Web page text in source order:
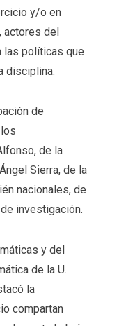
y/o en
actores del
las políticas que
disciplina.
de
de la
Sierra, de la
nacionales, de
investigación.
y del
de la U.
la
compartan